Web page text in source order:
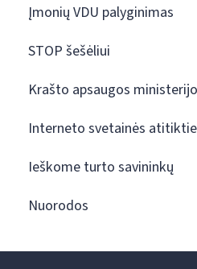
Įmonių VDU palyginimas
STOP šešėliui
Krašto apsaugos
Interneto svetainės
Ieškome turto savininkų
Nuorodos